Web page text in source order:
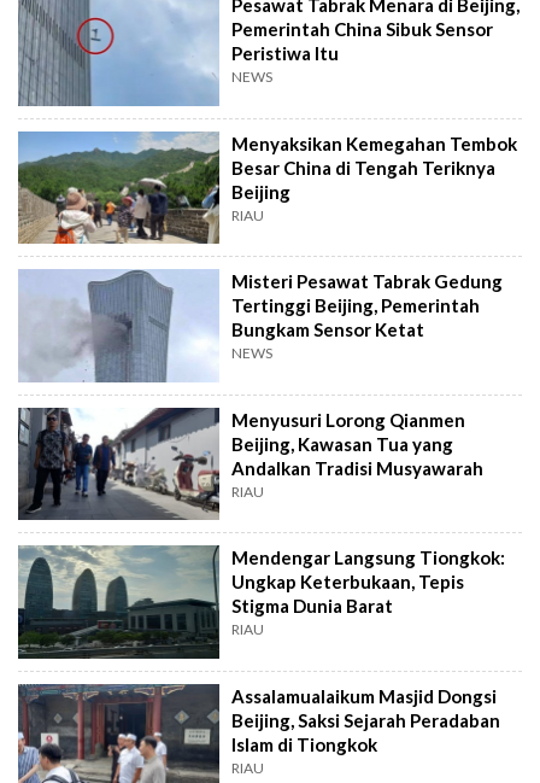
Pesawat Tabrak Menara di Beijing,
Pemerintah China Sibuk Sensor
Peristiwa Itu
NEWS
Menyaksikan Kemegahan Tembok
Besar China di Tengah Teriknya
Beijing
RIAU
Misteri Pesawat Tabrak Gedung
Tertinggi Beijing, Pemerintah
Bungkam Sensor Ketat
NEWS
Menyusuri Lorong Qianmen
Beijing, Kawasan Tua yang
Andalkan Tradisi Musyawarah
RIAU
Mendengar Langsung Tiongkok:
Ungkap Keterbukaan, Tepis
Stigma Dunia Barat
RIAU
Assalamualaikum Masjid Dongsi
Beijing, Saksi Sejarah Peradaban
Islam di Tiongkok
RIAU